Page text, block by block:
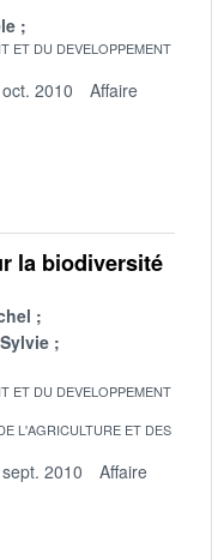
ET DU DEVELOPPEMENT
2010
Affaire
la biodiversité
ET DU DEVELOPPEMENT
L'AGRICULTURE ET DES
2010
Affaire